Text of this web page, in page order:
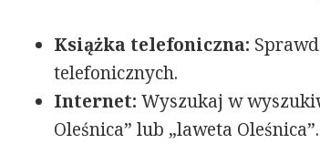
Książka telefoniczna:
telefonicznych.
Internet: Wyszukaj w
Oleśnica” lub „laweta Oleśnica”.